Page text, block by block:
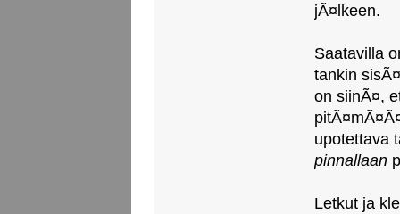
jÃ¤lkeen.
Saatavilla
tankin
on siinÃ¤,
upotettava
pinnallaan
Letkut ja